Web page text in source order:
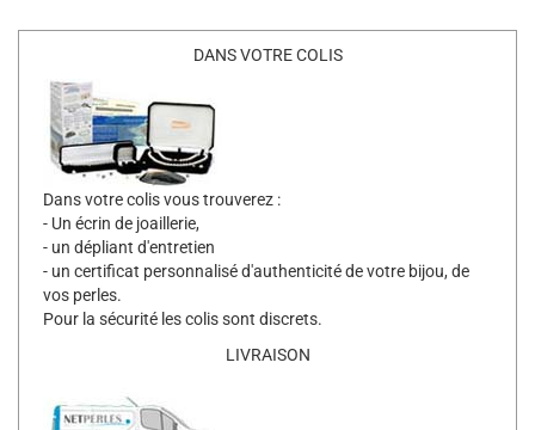
DANS VOTRE COLIS
Dans votre colis vous trouverez :
- Un écrin de joaillerie,
- un dépliant d'entretien
- un certificat personnalisé d'authenticité de votre bijou, de
vos perles.
Pour la sécurité les colis sont discrets.
LIVRAISON